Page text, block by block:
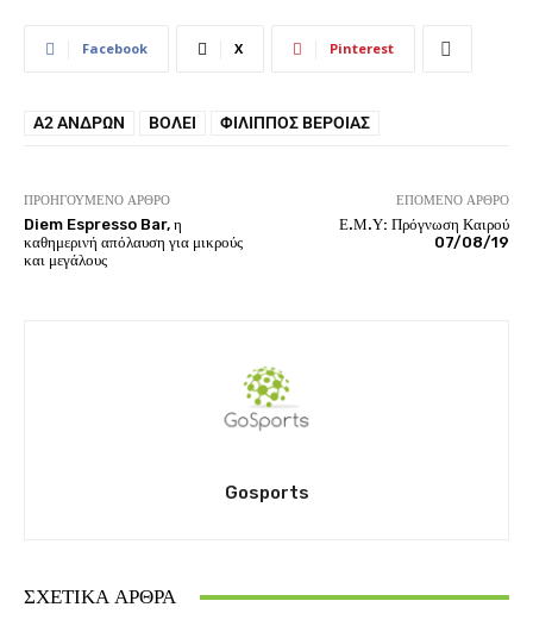
Facebook X Pinterest
Α2 ΑΝΔΡΏΝ ΒΟΛΕΙ ΦΊΛΙΠΠΟΣ ΒΈΡΟΙΑΣ
ΠΡΟΗΓΟΎΜΕΝΟ ΆΡΘΡΟ
Diem Espresso Bar, η
καθημερινή απόλαυση για μικρούς
και μεγάλους
ΕΠΌΜΕΝΟ ΆΡΘΡΟ
Ε.Μ.Υ: Πρόγνωση Καιρού
07/08/19
Gosports
ΣΧΕΤΙΚΆ ΆΡΘΡΑ